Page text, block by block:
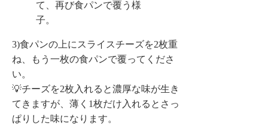
3)食パンの上にスライスチーズを2枚重
ね、もう一枚の食パンで覆ってくださ
い。
💡チーズを2枚入れると濃厚な味が生き
てきますが、薄く1枚だけ入れるとさっ
ぱりした味になります。